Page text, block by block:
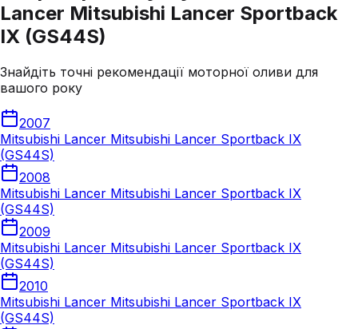
Lancer Mitsubishi Lancer Sportback
IX (GS44S)
Знайдіть точні рекомендації моторної оливи для
вашого року
2007
Mitsubishi Lancer Mitsubishi Lancer Sportback IX
(GS44S)
2008
Mitsubishi Lancer Mitsubishi Lancer Sportback IX
(GS44S)
2009
Mitsubishi Lancer Mitsubishi Lancer Sportback IX
(GS44S)
2010
Mitsubishi Lancer Mitsubishi Lancer Sportback IX
(GS44S)